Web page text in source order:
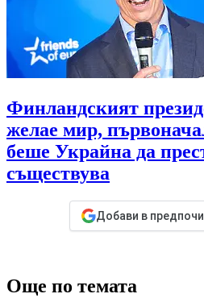
Финландският
желае мир,
беше Украйна да
съществува
Добави в
Още по темата